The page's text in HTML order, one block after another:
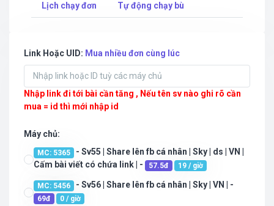
Lịch chạy đơn Tự động chạy bù
Link Hoặc UID: Mua nhiều đơn cùng lúc
Nhập link đi tới bài cần tăng , Nếu tên sv nào ghi rõ cần
mua = id thì mới nhập id
Máy chủ:
MC: 5365
- Sv55 | Share lên fb cá nhân | Sky | ds | VN |
Cấm bài viết có chứa link | -
57.5đ 19 / giờ
MC: 5456 - Sv56 | Share lên fb cá nhân | Sky | VN | -
69đ 0 / giờ